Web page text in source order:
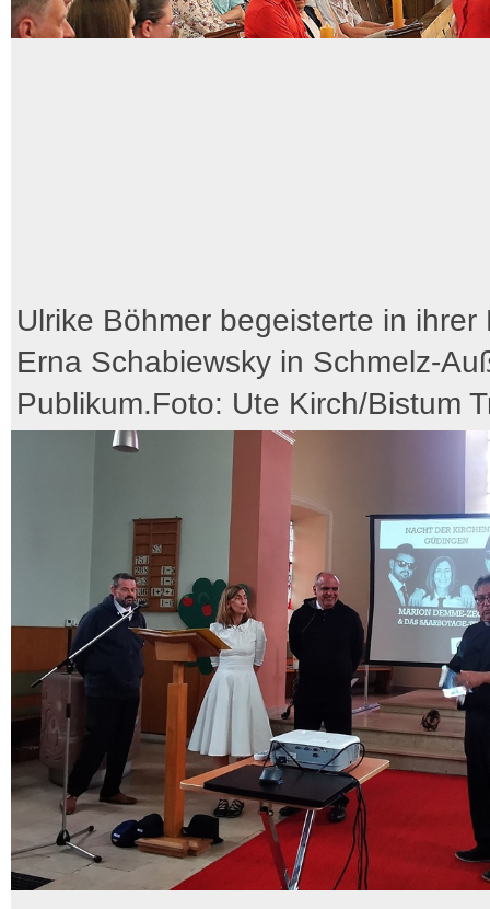
Ulrike Böhmer begeisterte in ihrer
Erna Schabiewsky in Schmelz-
Publikum.Foto: Ute Kirch/Bistum